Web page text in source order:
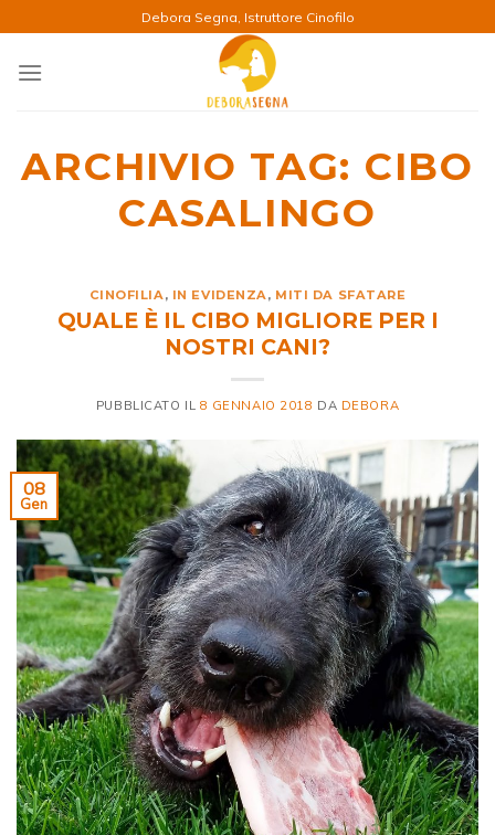
ai
contenuti
Debora Segna, Istruttore Cinofilo
ARCHIVIO TAG: CIBO
CASALINGO
CINOFILIA , IN EVIDENZA , MITI DA SFATARE
QUALE È IL CIBO MIGLIORE PER I
NOSTRI CANI?
PUBBLICATO IL 8 GENNAIO 2018 DA DEBORA
08
Gen